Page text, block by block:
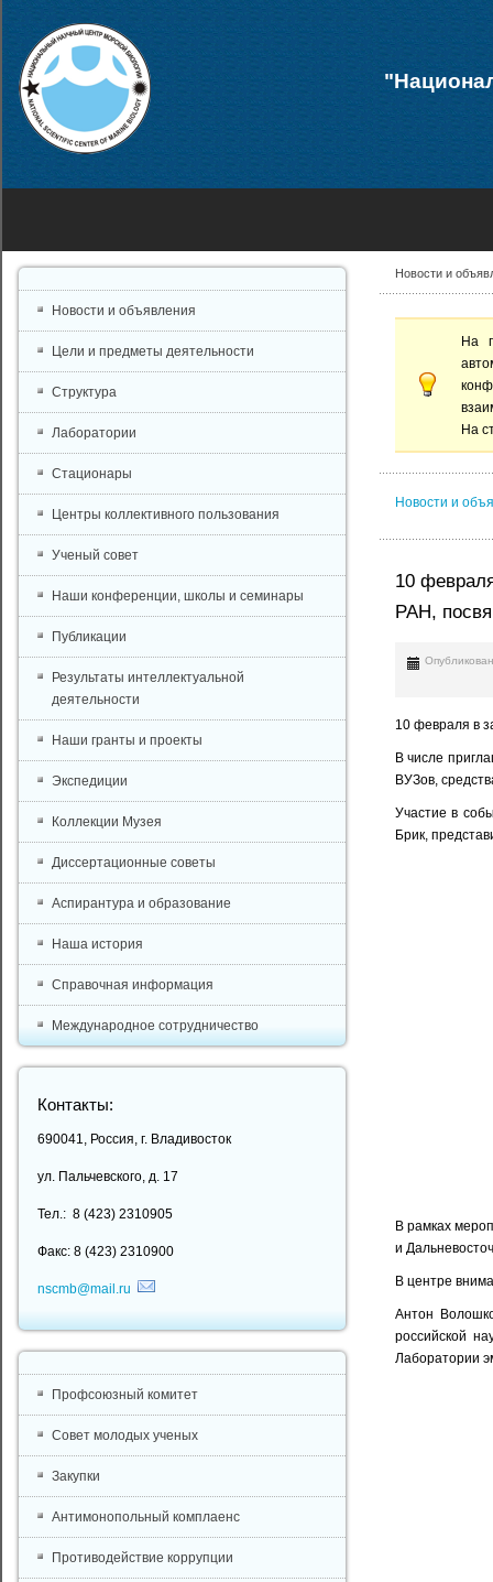
Новости и
На
На
Новости и
10
РАН,
10 февраля в
В числе
ВУЗов,
Участие в
Брик,
В рамках
и
В центре
Антон
российской
Лаборатории
Новости и объявления
Цели и предметы деятельности
Структура
Лаборатории
Стационары
Центры коллективного пользования
Ученый совет
Наши конференции, школы и семинары
Публикации
Результаты интеллектуальной
деятельности
Наши гранты и проекты
Экспедиции
Коллекции Музея
Диссертационные советы
Аспирантура и образование
Наша история
Справочная информация
Международное сотрудничество
Контакты:
690041, Россия, г. Владивосток
ул. Пальчевского, д. 17
Тел.: 8 (423) 2310905
Факс: 8 (423) 2310900
nscmb@mail.ru
Профсоюзный комитет
Совет молодых ученых
Закупки
Антимонопольный комплаенс
Противодействие коррупции